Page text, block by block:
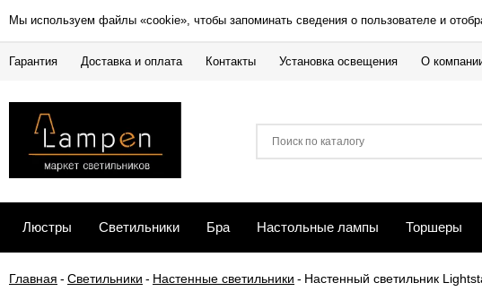
Мы используем файлы «cookie», чтобы запоминать сведения о пользователе и
Гарантия Доставка и оплата Контакты Установка освещения О
Люстры Светильники Бра Настольные лампы Торшеры
Главная - Светильники - Настенные светильники - Настенный светильник